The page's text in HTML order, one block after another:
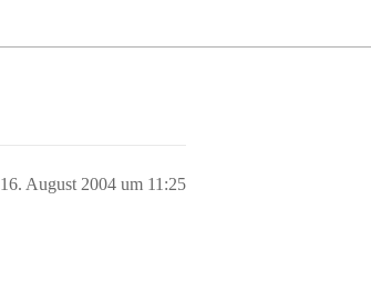
16. August 2004 um 11:25